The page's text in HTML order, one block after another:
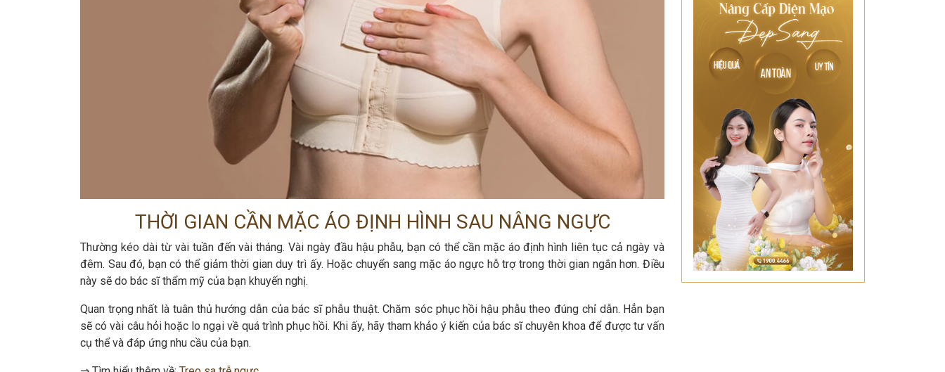
THỜI GIAN CẦN MẶC ÁO ĐỊNH HÌNH SAU NÂNG NGỰC
Thường kéo dài từ vài tuần đến vài tháng. Vài ngày đầu hậu phẫu, bạn có thể cần mặc áo định hình liên tục cả ngày và
đêm. Sau đó, bạn có thể giảm thời gian duy trì ấy. Hoặc chuyển sang mặc áo ngực hỗ trợ trong thời gian ngắn hơn. Điều
này sẽ do bác sĩ thẩm mỹ của bạn khuyến nghị.
Quan trọng nhất là tuân thủ hướng dẫn của bác sĩ phẫu thuật. Chăm sóc phục hồi hậu phẫu theo đúng chỉ dẫn. Hẳn bạn
sẽ có vài câu hỏi hoặc lo ngại về quá trình phục hồi. Khi ấy, hãy tham khảo ý kiến của bác sĩ chuyên khoa để được tư vấn
cụ thể và đáp ứng nhu cầu của bạn.